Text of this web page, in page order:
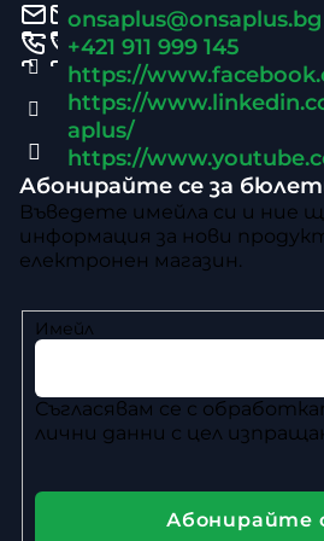
е
л
е
м
е
н
т
и
з
р
я
onsaplus@onsaplus.bg
+421 911 999 145
https://
https://
aplus/
https://
Абонирайте се за
Въведете имейла си и ние
информация за нови
електронен магазин.
Имейл
Съгласявам се с
лични данни с цел
Абонирайте